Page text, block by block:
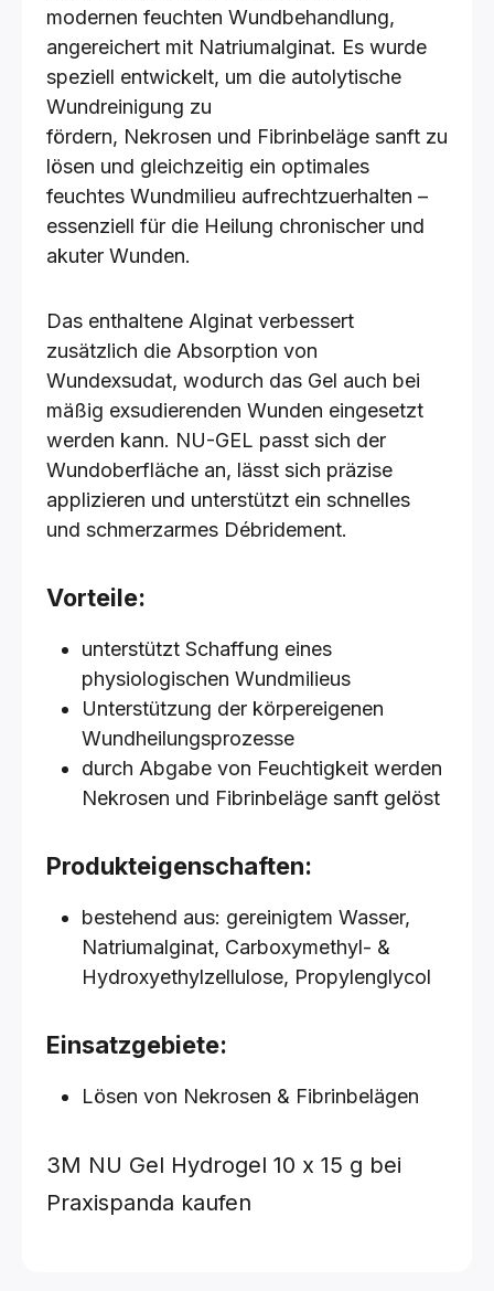
modernen feuchten Wundbehandlung,
angereichert mit Natriumalginat. Es wurde
speziell entwickelt, um die autolytische
Wundreinigung zu
fördern, Nekrosen und Fibrinbeläge sanft zu
lösen und gleichzeitig ein optimales
feuchtes Wundmilieu aufrechtzuerhalten –
essenziell für die Heilung chronischer und
akuter Wunden.
Das enthaltene Alginat verbessert
zusätzlich die Absorption von
Wundexsudat, wodurch das Gel auch bei
mäßig exsudierenden Wunden eingesetzt
werden kann. NU-GEL passt sich der
Wundoberfläche an, lässt sich präzise
applizieren und unterstützt ein schnelles
und schmerzarmes Débridement.
Vorteile:
unterstützt Schaffung eines
physiologischen Wundmilieus
Unterstützung der körpereigenen
Wundheilungsprozesse
durch Abgabe von Feuchtigkeit werden
Nekrosen und Fibrinbeläge sanft gelöst
Produkteigenschaften:
bestehend aus: gereinigtem Wasser,
Natriumalginat, Carboxymethyl- &
Hydroxyethylzellulose, Propylenglycol
Einsatzgebiete:
Lösen von Nekrosen & Fibrinbelägen
3M NU Gel Hydrogel 10 x 15 g bei
Praxispanda kaufen